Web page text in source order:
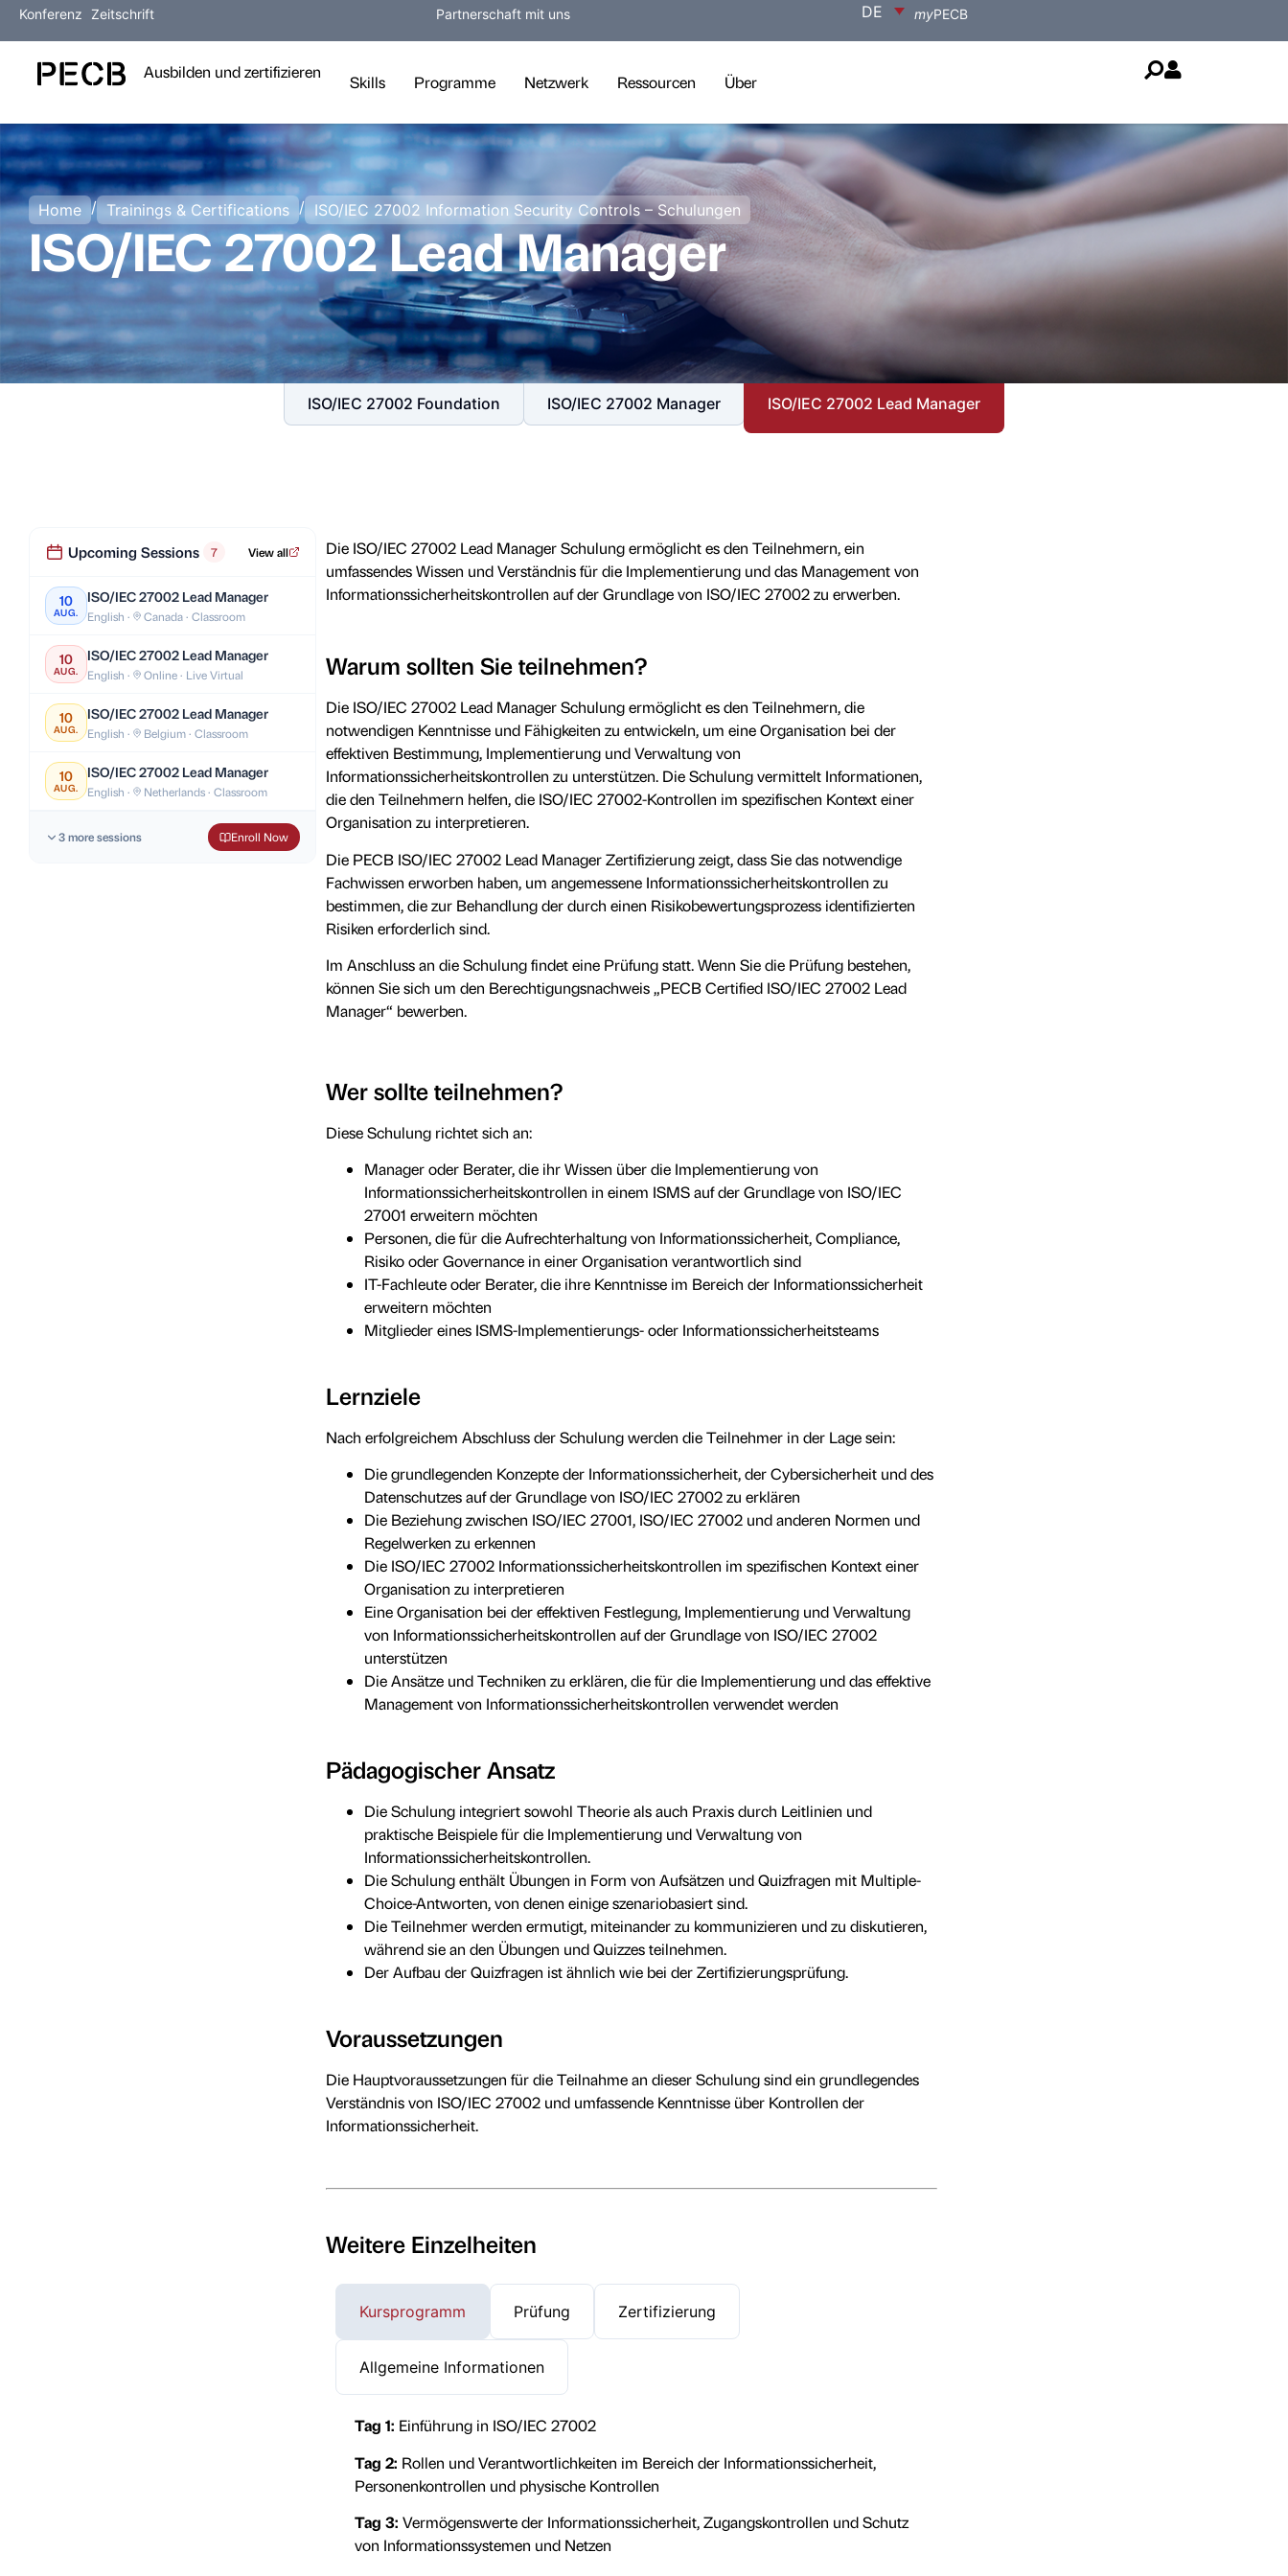
Konferenz Zeitschrift Partnerschaft mit uns DE myPECB
Ausbilden und zertifizieren
Skills Programme Netzwerk Ressourcen Über
Home / Trainings & Certifications / ISO/IEC 27002 Information Security Controls – Schulungen
ISO/IEC 27002 Lead Manager
ISO/IEC 27002 Foundation ISO/IEC 27002 Manager ISO/IEC 27002 Lead Manager
Upcoming Sessions 7 View all
10
AUG.
ISO/IEC 27002 Lead Manager
English · Canada · Classroom
10
AUG.
ISO/IEC 27002 Lead Manager
English · Online · Live Virtual
10
AUG.
ISO/IEC 27002 Lead Manager
English · Belgium · Classroom
10
AUG.
ISO/IEC 27002 Lead Manager
English · Netherlands · Classroom
3 more sessions Enroll Now
Die ISO/IEC 27002 Lead Manager Schulung ermöglicht es den Teilnehmern, ein
umfassendes Wissen und Verständnis für die Implementierung und das Management von
Informationssicherheitskontrollen auf der Grundlage von ISO/IEC 27002 zu erwerben.
Warum sollten Sie teilnehmen?
Die ISO/IEC 27002 Lead Manager Schulung ermöglicht es den Teilnehmern, die
notwendigen Kenntnisse und Fähigkeiten zu entwickeln, um eine Organisation bei der
effektiven Bestimmung, Implementierung und Verwaltung von
Informationssicherheitskontrollen zu unterstützen. Die Schulung vermittelt Informationen,
die den Teilnehmern helfen, die ISO/IEC 27002-Kontrollen im spezifischen Kontext einer
Organisation zu interpretieren.
Die PECB ISO/IEC 27002 Lead Manager Zertifizierung zeigt, dass Sie das notwendige
Fachwissen erworben haben, um angemessene Informationssicherheitskontrollen zu
bestimmen, die zur Behandlung der durch einen Risikobewertungsprozess identifizierten
Risiken erforderlich sind.
Im Anschluss an die Schulung findet eine Prüfung statt. Wenn Sie die Prüfung bestehen,
können Sie sich um den Berechtigungsnachweis „PECB Certified ISO/IEC 27002 Lead
Manager“ bewerben.
Wer sollte teilnehmen?
Diese Schulung richtet sich an:
Manager oder Berater, die ihr Wissen über die Implementierung von
Informationssicherheitskontrollen in einem ISMS auf der Grundlage von ISO/IEC
27001 erweitern möchten
Personen, die für die Aufrechterhaltung von Informationssicherheit, Compliance,
Risiko oder Governance in einer Organisation verantwortlich sind
IT-Fachleute oder Berater, die ihre Kenntnisse im Bereich der Informationssicherheit
erweitern möchten
Mitglieder eines ISMS-Implementierungs- oder Informationssicherheitsteams
Lernziele
Nach erfolgreichem Abschluss der Schulung werden die Teilnehmer in der Lage sein:
Die grundlegenden Konzepte der Informationssicherheit, der Cybersicherheit und des
Datenschutzes auf der Grundlage von ISO/IEC 27002 zu erklären
Die Beziehung zwischen ISO/IEC 27001, ISO/IEC 27002 und anderen Normen und
Regelwerken zu erkennen
Die ISO/IEC 27002 Informationssicherheitskontrollen im spezifischen Kontext einer
Organisation zu interpretieren
Eine Organisation bei der effektiven Festlegung, Implementierung und Verwaltung
von Informationssicherheitskontrollen auf der Grundlage von ISO/IEC 27002
unterstützen
Die Ansätze und Techniken zu erklären, die für die Implementierung und das effektive
Management von Informationssicherheitskontrollen verwendet werden
Pädagogischer Ansatz
Die Schulung integriert sowohl Theorie als auch Praxis durch Leitlinien und
praktische Beispiele für die Implementierung und Verwaltung von
Informationssicherheitskontrollen.
Die Schulung enthält Übungen in Form von Aufsätzen und Quizfragen mit Multiple-
Choice-Antworten, von denen einige szenariobasiert sind.
Die Teilnehmer werden ermutigt, miteinander zu kommunizieren und zu diskutieren,
während sie an den Übungen und Quizzes teilnehmen.
Der Aufbau der Quizfragen ist ähnlich wie bei der Zertifizierungsprüfung.
Voraussetzungen
Die Hauptvoraussetzungen für die Teilnahme an dieser Schulung sind ein grundlegendes
Verständnis von ISO/IEC 27002 und umfassende Kenntnisse über Kontrollen der
Informationssicherheit.
Weitere Einzelheiten
Kursprogramm Prüfung Zertifizierung
Allgemeine Informationen
Tag 1: Einführung in ISO/IEC 27002
Tag 2: Rollen und Verantwortlichkeiten im Bereich der Informationssicherheit,
Personenkontrollen und physische Kontrollen
Tag 3: Vermögenswerte der Informationssicherheit, Zugangskontrollen und Schutz
von Informationssystemen und Netzen